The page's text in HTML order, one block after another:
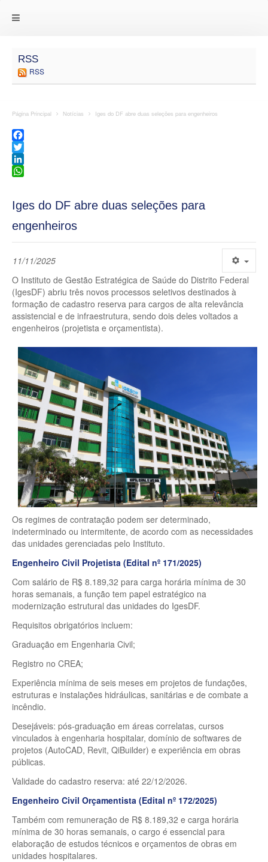
RSS
RSS
Página Principal Notícias Iges do DF abre duas seleções para engenheiros
Facebook
Twitter
LinkedIn
Iges do DF abre duas seleções para
engenheiros
11/11/2025
O Instituto de Gestão Estratégica de Saúde do Distrito Federal
(IgesDF) abriu três novos processos seletivos destinados à
formação de cadastro reserva para cargos de alta relevância
assistencial e de infraestrutura, sendo dois deles voltados a
engenheiros (projetista e orçamentista).
Os regimes de contratação podem ser determinado,
indeterminado ou intermitente, de acordo com as necessidades
das unidades gerenciadas pelo Instituto.
Engenheiro Civil Projetista (Edital nº 171/2025)
Com salário de R$ 8.189,32 para carga horária mínima de 30
horas semanais, a função tem papel estratégico na
modernização estrutural das unidades do IgesDF.
Requisitos obrigatórios incluem:
Graduação em Engenharia Civil;
Registro no CREA;
Experiência mínima de seis meses em projetos de fundações,
estruturas e instalações hidráulicas, sanitárias e de combate a
incêndio.
Desejáveis: pós-graduação em áreas correlatas, cursos
vinculados à engenharia hospitalar, domínio de softwares de
projetos (AutoCAD, Revit, QiBuilder) e experiência em obras
públicas.
Validade do cadastro reserva: até 22/12/2026.
Engenheiro Civil Orçamentista (Edital nº 172/2025)
Também com remuneração de R$ 8.189,32 e carga horária
mínima de 30 horas semanais, o cargo é essencial para
elaboração de estudos técnicos e orçamentos de obras em
unidades hospitalares.